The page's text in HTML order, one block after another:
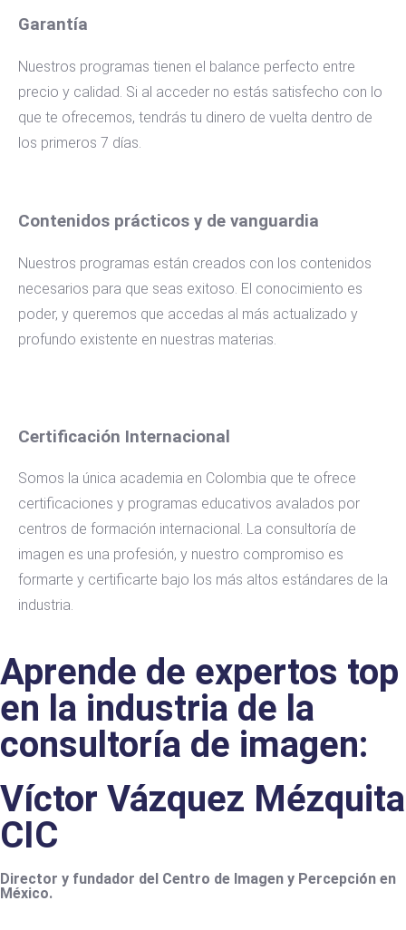
Garantía
Nuestros programas tienen el balance perfecto entre
precio y calidad. Si al acceder no estás satisfecho con lo
que te ofrecemos, tendrás tu dinero de vuelta dentro de
los primeros 7 días.
Contenidos prácticos y de vanguardia
Nuestros programas están creados con los contenidos
necesarios para que seas exitoso. El conocimiento es
poder, y queremos que accedas al más actualizado y
profundo existente en nuestras materias.
Certificación Internacional
Somos la única academia en Colombia que te ofrece
certificaciones y programas educativos avalados por
centros de formación internacional. La consultoría de
imagen es una profesión, y nuestro compromiso es
formarte y certificarte bajo los más altos estándares de la
industria.
Aprende de expertos top
en la industria de la
consultoría de imagen:
Víctor Vázquez Mézquita
CIC
Director y fundador del Centro de Imagen y Percepción en
México.